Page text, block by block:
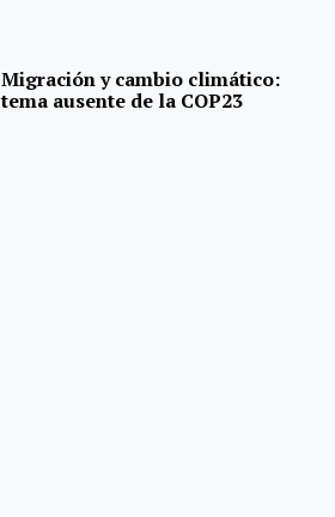
Migración y cambio climático:
tema ausente de la COP23